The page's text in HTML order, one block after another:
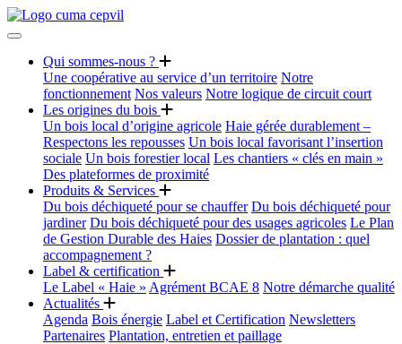
Qui sommes-nous ?
Une coopérative au service d’un territoire Notre
fonctionnement Nos valeurs Notre logique de circuit court
Les origines du bois
Un bois local d’origine agricole Haie gérée durablement –
Respectons les repousses Un bois local favorisant l’insertion
sociale Un bois forestier local Les chantiers « clés en main »
Des plateformes de proximité
Produits & Services
Du bois déchiqueté pour se chauffer Du bois déchiqueté pour
jardiner Du bois déchiqueté pour des usages agricoles Le Plan
de Gestion Durable des Haies Dossier de plantation : quel
accompagnement ?
Label & certification
Le Label « Haie » Agrément BCAE 8 Notre démarche qualité
Actualités
Agenda Bois énergie Label et Certification Newsletters
Partenaires Plantation, entretien et paillage